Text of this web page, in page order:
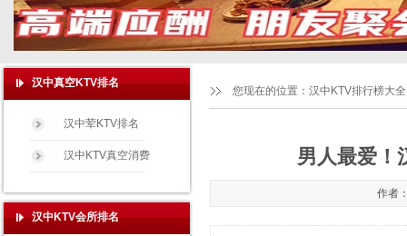
您现在的位置： 汉中KTV排行榜大全
男人最爱！
作者
汉中真空KTV排名
汉中荤KTV排名
汉中KTV真空消费
汉中KTV会所排名